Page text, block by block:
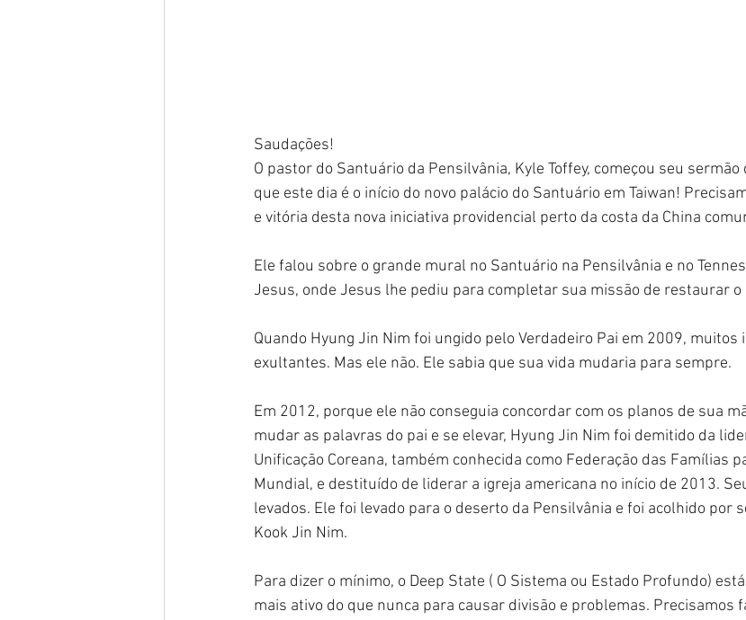
Saudações!
O pastor do Santuário da Pensilvânia, Kyle Toffey, começou seu
que este dia é o início do novo palácio do Santuário em Taiwan!
e vitória desta nova iniciativa providencial perto da costa da China
Ele falou sobre o grande mural no Santuário na Pensilvânia e no
Jesus, onde Jesus lhe pediu para completar sua missão de restaurar o
Quando Hyung Jin Nim foi ungido pelo Verdadeiro Pai em 2009,
exultantes. Mas ele não. Ele sabia que sua vida mudaria para sempre.
Em 2012, porque ele não conseguia concordar com os planos de sua
mudar as palavras do pai e se elevar, Hyung Jin Nim foi demitido da
Unificação Coreana, também conhecida como Federação das Famílias
Mundial, e destituído de liderar a igreja americana no início de 2013.
levados. Ele foi levado para o deserto da Pensilvânia e foi acolhido por
Kook Jin Nim.
Para dizer o mínimo, o Deep State ( O Sistema ou Estado Profundo)
mais ativo do que nunca para causar divisão e problemas. Precisamos